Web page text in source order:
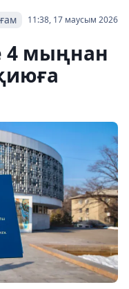
11:38, 17 маусым 2026
4 мыңнан